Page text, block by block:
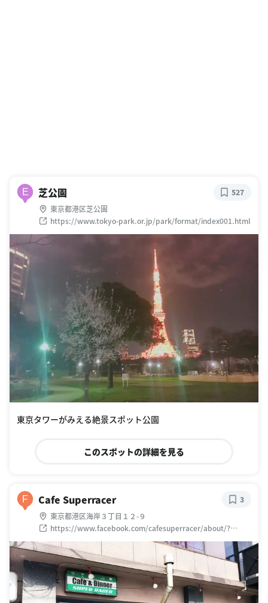
E 芝公園
東京都港区芝公園
https://www.tokyo-park.or.jp/park/format/index001.html
527
東京タワーがみえる絶景スポット公園
このスポットの詳細を見る
F Cafe Superracer
東京都港区海岸３丁目１２-９
https://www.facebook.com/cafesuperracer/about/?
entry_point=page_nav_about_item&tab=overview
3